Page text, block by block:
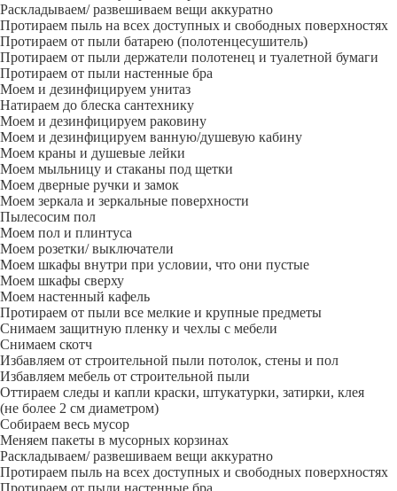
Раскладываем/ развешиваем вещи аккуратно
Протираем пыль на всех доступных и свободных поверхностях
Протираем от пыли батарею (полотенцесушитель)
Протираем от пыли держатели полотенец и туалетной бумаги
Протираем от пыли настенные бра
Моем и дезинфицируем унитаз
Натираем до блеска сантехнику
Моем и дезинфицируем раковину
Моем и дезинфицируем ванную/душевую кабину
Моем краны и душевые лейки
Моем мыльницу и стаканы под щетки
Моем дверные ручки и замок
Моем зеркала и зеркальные поверхности
Пылесосим пол
Моем пол и плинтуса
Моем розетки/ выключатели
Моем шкафы внутри при условии, что они пустые
Моем шкафы сверху
Моем настенный кафель
Протираем от пыли все мелкие и крупные предметы
Снимаем защитную пленку и чехлы с мебели
Снимаем скотч
Избавляем от строительной пыли потолок, стены и пол
Избавляем мебель от строительной пыли
Оттираем следы и капли краски, штукатурки, затирки, клея
(не более 2 см диаметром)
Собираем весь мусор
Меняем пакеты в мусорных корзинах
Раскладываем/ развешиваем вещи аккуратно
Протираем пыль на всех доступных и свободных поверхностях
Протираем от пыли настенные бра